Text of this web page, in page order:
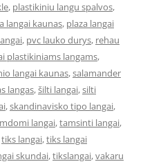
, plastikiniu langu spalvos,
langai kaunas, plaza langai
, pvc lauko durys, rehau
plastikiniams langams,
langai kaunas,salamander
langas,šilti langai,silti
,skandinavisko tipo langai,
langai,tamsinti langai,
tiks langai,tiks langai
skundai,tikslangai,vakaru